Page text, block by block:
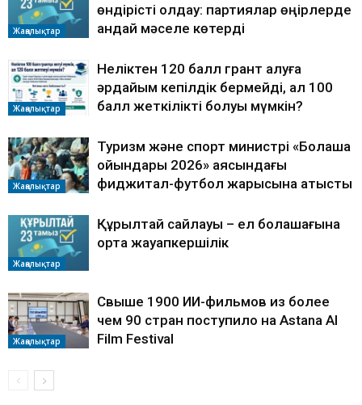
Жаңалықтар
өндірісті қолдау: партиялар өңірлерде
қандай мәселе көтерді
Жаңалықтар
Неліктен 120 балл грант алуға
әрдайым кепілдік бермейді, ал 100
балл жеткілікті болуы мүмкін?
Жаңалықтар
Туризм және спорт министрі «Болашақ
ойындары 2026» аясындағы
фиджитал-футбол жарысына қатысты
Жаңалықтар
Құрылтай сайлауы – ел болашағына
ортақ жауапкершілік
Жаңалықтар
Свыше 1900 ИИ-фильмов из более
чем 90 стран поступило на Astana AI
Film Festival